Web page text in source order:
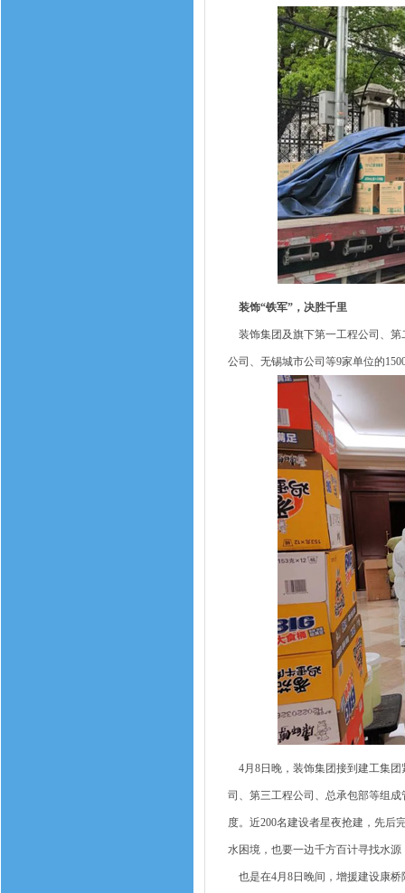
装饰“铁军”，决胜千里
装饰集团及旗下第一工程公司、第
公司、无锡城市公司等9家单位的
4月8日晚，装饰集团接到建工集团
司、第三工程公司、总承包部等组
度。近200名建设者星夜抢建，先后
水困境，也要一边千方百计寻找水源
也是在4月8日晚间，增援建设康桥